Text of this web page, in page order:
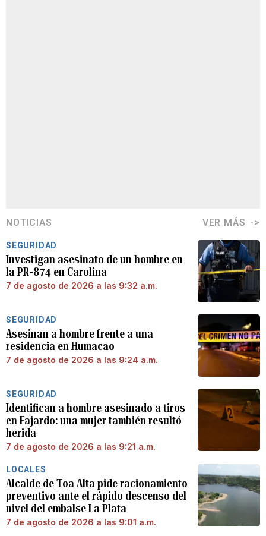
NOTICIAS VER MÁS
SEGURIDAD
Investigan asesinato de un hombre en
la PR-874 en Carolina
7 de agosto de 2026 a las 9:32 a.m.
SEGURIDAD
Asesinan a hombre frente a una
residencia en Humacao
7 de agosto de 2026 a las 9:24 a.m.
SEGURIDAD
Identifican a hombre asesinado a tiros
en Fajardo: una mujer también resultó
herida
7 de agosto de 2026 a las 9:21 a.m.
LOCALES
Alcalde de Toa Alta pide racionamiento
preventivo ante el rápido descenso del
nivel del embalse La Plata
7 de agosto de 2026 a las 9:01 a.m.